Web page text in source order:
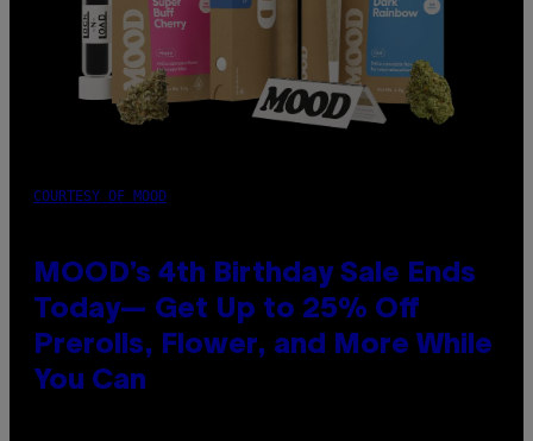
COURTESY OF MOOD
MOOD’s 4th Birthday Sale Ends
Today— Get Up to 25% Off
Prerolls, Flower, and More While
You Can